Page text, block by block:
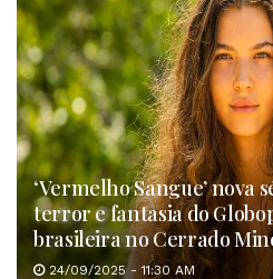
‘Vermelho Sangue’ nova
terror e fantasia do
brasileira no Cerrado
24/09/2025 - 11:30 AM